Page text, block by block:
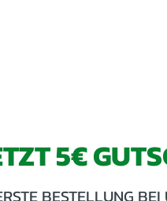
5€
BESTELLUNG